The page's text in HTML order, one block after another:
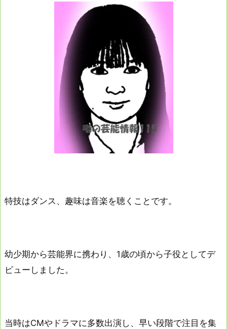
特技はダンス、趣味は音楽を聴くことです。
幼少期から芸能界に携わり、1歳の頃から子役としてデ
ビューしました。
当時はCMやドラマに多数出演し、早い段階で注目を集